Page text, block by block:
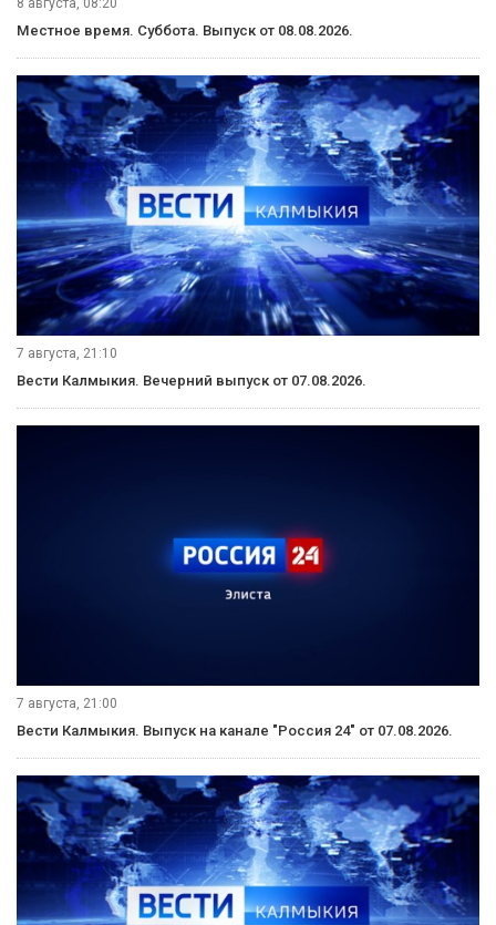
8 августа, 08:20
Местное время. Суббота. Выпуск от 08.08.2026.
7 августа, 21:10
Вести Калмыкия. Вечерний выпуск от 07.08.2026.
7 августа, 21:00
Вести Калмыкия. Выпуск на канале "Россия 24" от 07.08.2026.